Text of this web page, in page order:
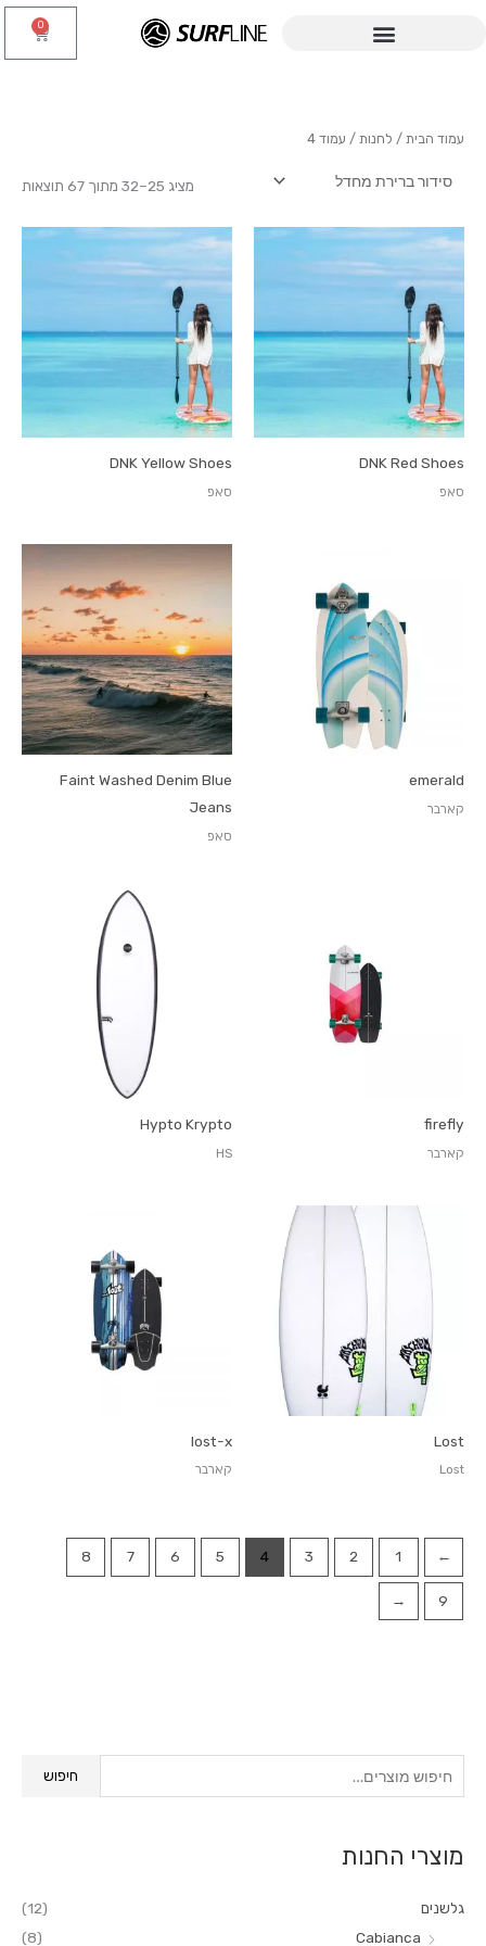
0
עגלת
קניות
י
ע
חיפוש
מוצרי החנות
גלשנים
(12)
Cabianca
(8)
עמוד הבית / לחנות / עמוד 4
מציג 25–32 מתוך 67 תוצאות
DNK Red Shoes
סאפ
DNK Yellow Shoes
סאפ
emerald
קארבר
Faint Washed Denim Blue
Jeans
סאפ
firefly
קארבר
Hypto Krypto
HS
Lost
Lost
lost-x
קארבר
→
1
2
3
4
5
6
7
8
9
←